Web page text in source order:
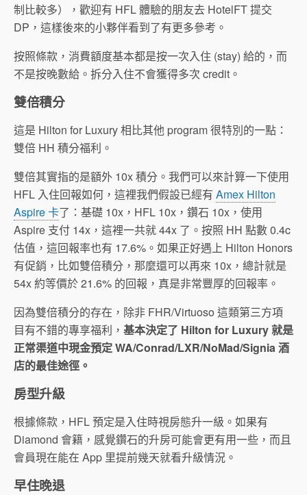
制比較多），歡迎有 HFL 體驗的朋友去 HotelFT 提交
DP，這樣後來的小夥伴看到了有更多參考。
按照條款，消費額度基本都是按一次入住 (stay) 給的，而
不是按晚數給。拆分入住不會獲得多次 credit。
雙倍積分
這是 Hilton for Luxury 相比其他 program 很特別的一點：
雙倍 HH 積分福利。
雙倍其實指的是額外 10x 積分。我們可以來計算一下使用
HFL 入住回報如何，這裡我們假設已經有 Amex Hilton
Aspire 卡了：基礎 10x，HFL 10x，鑽石 10x，使用
Aspire 支付 14x，這裡一共就 44x 了。按照 HH 點數 0.4c
估值，這回報率也有 17.6%。如果正好遇上 Hilton Honors
有促銷，比如雙倍積分，那麼還可以再來 10x，總計就是
54x 約等價於 21.6% 的回報，真是非常豐厚的回報率。
因為雙倍積分的存在，除非 FHR/Virtuoso 這類第三方項
目有不錯的專享福利， 基本決定了 Hilton for Luxury 就是
正常渠道中現金預定 WA/Conrad/LXR/NoMad/Signia 酒
店的最佳途徑。
房型升級
根據條款，HFL 預定是入住時視房態升一級。如果有
Diamond 會籍，感覺鑽石的升房可能會更有用一些，而且
會員現在能在 App 里提前幾天就看升級情況。
早住晚退